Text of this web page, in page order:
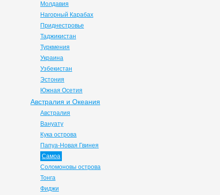
Молдавия
Нагорный Карабах
Приднестровье
Таджикистан
Туркмения
Украина
Узбекистан
Эстония
Южная Осетия
Австралия и Океания
Австралия
Вануату
Кука острова
Папуа-Новая Гвинея
Самоа
Соломоновы острова
Тонга
Фиджи